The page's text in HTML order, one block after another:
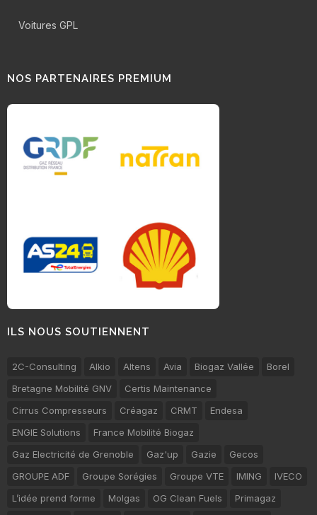
Voitures GPL
NOS PARTENAIRES PREMIUM
ILS NOUS SOUTIENNENT
2C-Consulting Alkio Altens Avia Biogaz Vallée
Borel
Bretagne Mobilité GNV
Certis Maintenance
Cirrus Compresseurs
Créagaz CRMT
Endesa
ENGIE Solutions
France Mobilité Biogaz
Gaz Electricité de Grenoble
Gaz'up Gazie
Gecos
GROUPE ADF
Groupe Sorégies Groupe VTE IMING
IVECO
L’idée prend forme
Molgas OG Clean Fuels
Primagaz